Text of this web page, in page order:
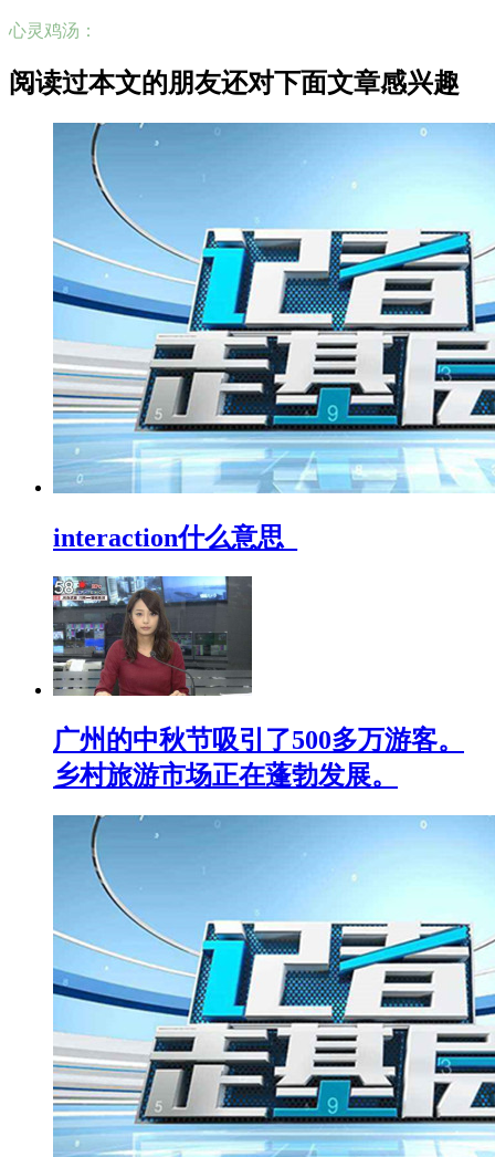
心灵鸡汤：
阅读过本文的朋友还对下面文章感兴趣
interaction什么意思_
广州的中秋节吸引了500多万游客。
乡村旅游市场正在蓬勃发展。